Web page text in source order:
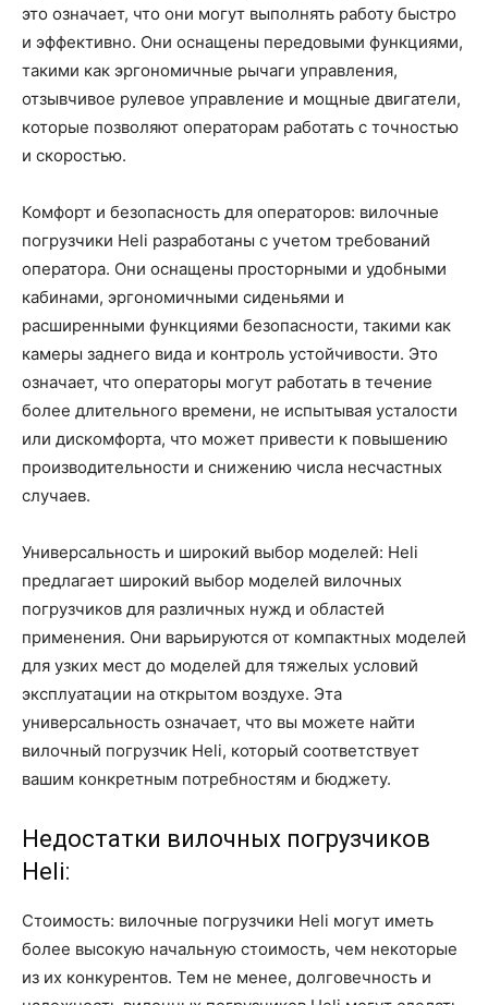
это означает, что они могут выполнять работу быстро
и эффективно. Они оснащены передовыми функциями,
такими как эргономичные рычаги управления,
отзывчивое рулевое управление и мощные двигатели,
которые позволяют операторам работать с точностью
и скоростью.
Комфорт и безопасность для операторов: вилочные
погрузчики Heli разработаны с учетом требований
оператора. Они оснащены просторными и удобными
кабинами, эргономичными сиденьями и
расширенными функциями безопасности, такими как
камеры заднего вида и контроль устойчивости. Это
означает, что операторы могут работать в течение
более длительного времени, не испытывая усталости
или дискомфорта, что может привести к повышению
производительности и снижению числа несчастных
случаев.
Универсальность и широкий выбор моделей: Heli
предлагает широкий выбор моделей вилочных
погрузчиков для различных нужд и областей
применения. Они варьируются от компактных моделей
для узких мест до моделей для тяжелых условий
эксплуатации на открытом воздухе. Эта
универсальность означает, что вы можете найти
вилочный погрузчик Heli, который соответствует
вашим конкретным потребностям и бюджету.
Недостатки вилочных погрузчиков
Heli:
Стоимость: вилочные погрузчики Heli могут иметь
более высокую начальную стоимость, чем некоторые
из их конкурентов. Тем не менее, долговечность и